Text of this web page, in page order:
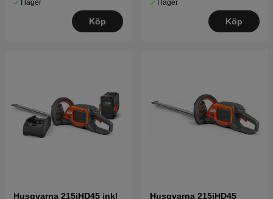
I lager
Köp
I lager
Köp
Husqvarna 215iHD45 inkl
Husqvarna 215iHD45